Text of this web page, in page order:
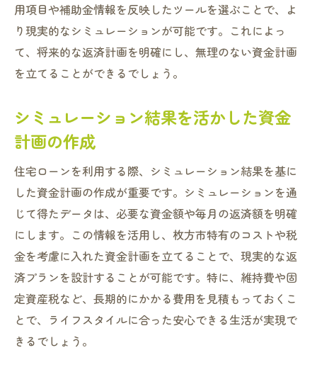
用項目や補助金情報を反映したツールを選ぶことで、よ
り現実的なシミュレーションが可能です。これによっ
て、将来的な返済計画を明確にし、無理のない資金計画
を立てることができるでしょう。
シミュレーション結果を活かした資金
計画の作成
住宅ローンを利用する際、シミュレーション結果を基に
した資金計画の作成が重要です。シミュレーションを通
じて得たデータは、必要な資金額や毎月の返済額を明確
にします。この情報を活用し、枚方市特有のコストや税
金を考慮に入れた資金計画を立てることで、現実的な返
済プランを設計することが可能です。特に、維持費や固
定資産税など、長期的にかかる費用を見積もっておくこ
とで、ライフスタイルに合った安心できる生活が実現で
きるでしょう。